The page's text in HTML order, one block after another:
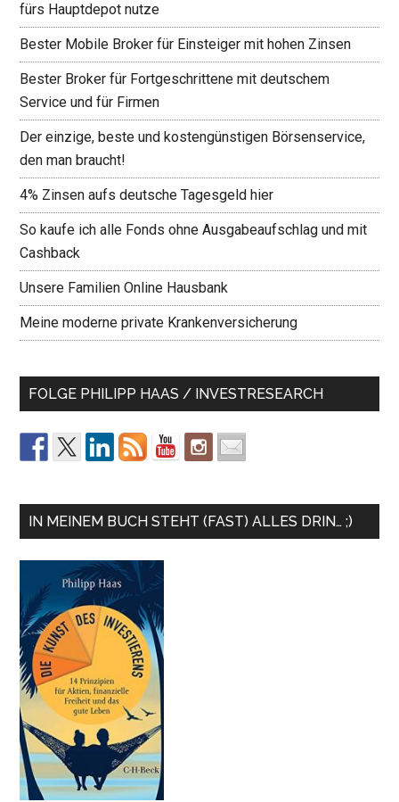
fürs Hauptdepot nutze
Bester Mobile Broker für Einsteiger mit hohen Zinsen
Bester Broker für Fortgeschrittene mit deutschem
Service und für Firmen
Der einzige, beste und kostengünstigen Börsenservice,
den man braucht!
4% Zinsen aufs deutsche Tagesgeld hier
So kaufe ich alle Fonds ohne Ausgabeaufschlag und mit
Cashback
Unsere Familien Online Hausbank
Meine moderne private Krankenversicherung
FOLGE PHILIPP HAAS / INVESTRESEARCH
IN MEINEM BUCH STEHT (FAST) ALLES DRIN… ;)